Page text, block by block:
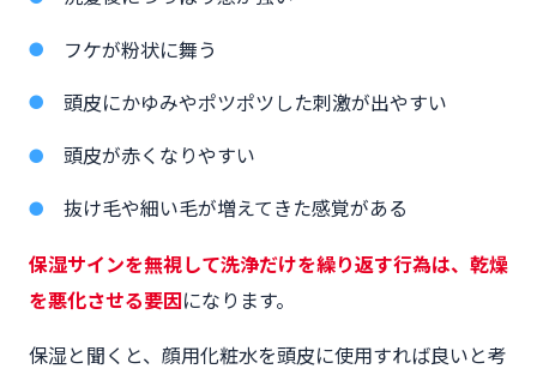
フケが粉状に舞う
頭皮にかゆみやポツポツした刺激が出やすい
頭皮が赤くなりやすい
抜け毛や細い毛が増えてきた感覚がある
保湿サインを無視して洗浄だけを繰り返す行為は、乾燥
を悪化させる要因になります。
保湿と聞くと、顔用化粧水を頭皮に使用すれば良いと考